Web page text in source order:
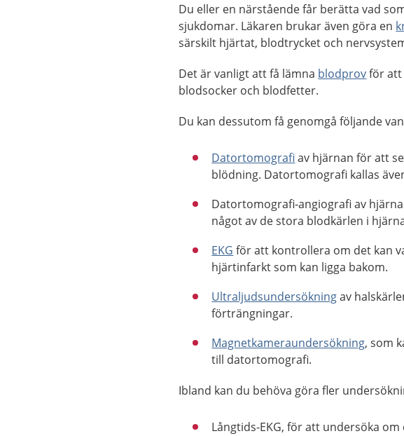
Du eller en närstående får berätta vad
sjukdomar. Läkaren brukar även göra en
särskilt hjärtat, blodtrycket och
Det är vanligt att få lämna blodprovför att
blodsocker och blodfetter.
Du kan dessutom få genomgå följande
Datortomografi av hjärnan för att
blödning. Datortomografi kallas
Datortomografi-angiografi av
något av de stora blodkärlen i
EKG för att kontrollera om det kan
hjärtinfarkt som kan ligga bakom.
Ultraljudsundersökningav
förträngningar.
Magnetkameraundersökning, som
till datortomografi.
Ibland kan du behöva göra fler
Långtids-EKG, för att undersöka